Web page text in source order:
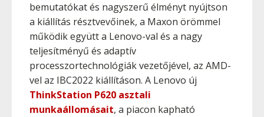
bemutatókat és nagyszerű élményt nyújtson
a kiállítás résztvevőinek, a Maxon örömmel
működik együtt a Lenovo-val és a nagy
teljesítményű és adaptív
processzortechnológiák vezetőjével, az AMD-
vel az IBC2022 kiállításon. A Lenovo új
ThinkStation P620 asztali
munkaállomásait, a piacon kapható